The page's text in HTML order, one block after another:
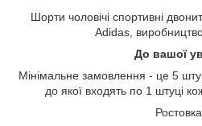
Шорти чоловічі спортивні
Adidas,
До вашої
Мінімальне замовлення - це 5
до якої входять по 1 штуці